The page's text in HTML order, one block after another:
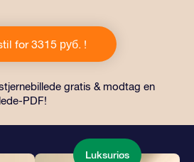
en smuk kuvert og personlige
til en adresse efter dit eget
og gratis brug af vores
og familie.
for 3315 руб. !
gratis & modtag en
PDF!
Luksuriøs